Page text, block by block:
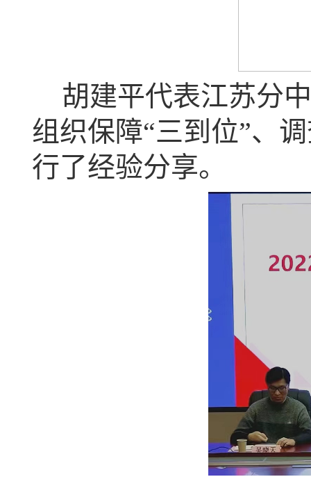
胡建平代表江苏分
组织保障“三到位”、
行了经验分享。